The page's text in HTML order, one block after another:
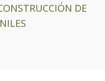
DE